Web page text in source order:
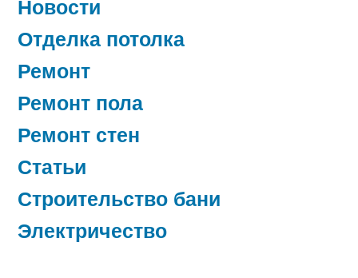
Новости
Отделка потолка
Ремонт
Ремонт пола
Ремонт стен
Статьи
Строительство бани
Электричество